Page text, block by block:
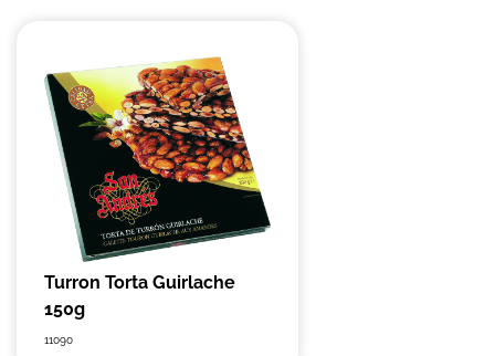
Turron Torta Guirlache
150g
11090